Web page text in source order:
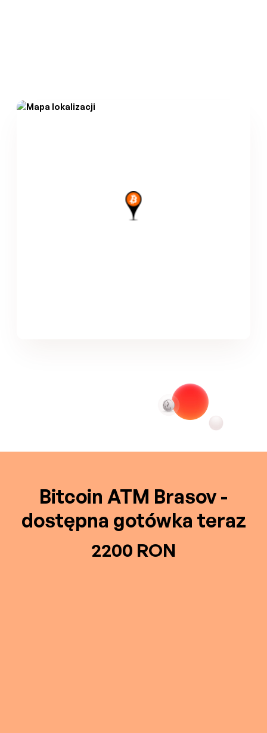
Bitcoin ATM Brasov -
dostępna gotówka teraz
2200 RON